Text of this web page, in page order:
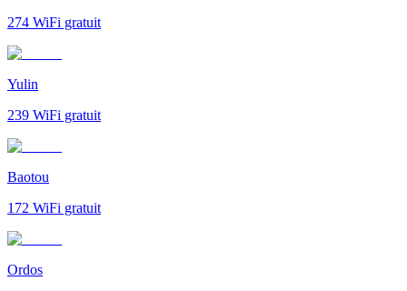
274 WiFi gratuit
Yulin
239 WiFi gratuit
Baotou
172 WiFi gratuit
Ordos